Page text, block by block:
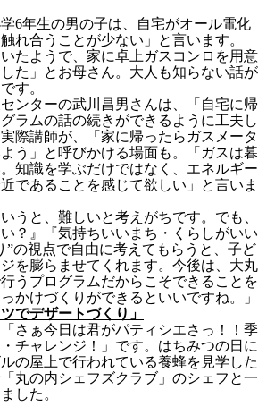
6年生の男の子は、自宅がオール電化
れ合うことが少ない」と言います。
いたようで、家に卓上ガスコンロを用意
た」とお母さん。大人も知らない話が
す。
ンターの武川昌男さんは、「自宅に帰
ラムの話の続きができるように工夫し
際講師が、「家に帰ったらガスメータ
う」と呼びかける場面も。「ガスは暮
知識を学ぶだけではなく、エネルギー
であることを感じて欲しい」と言いま
うと、難しいと考えがちです。でも、
？』『気持ちいいまち・くらしがいい
”の視点で自由に考えてもらうと、子ど
を膨らませてくれます。今後は、大丸
うプログラムだからこそできることを
かけづくりができるといいですね。」
でデザートづくり」
さぁ今日は君がパティシエさっ！！季
チャレンジ！」です。はちみつの日に
の屋上で行われている養蜂を見学した
丸の内シェフズクラブ」のシェフと一
した。